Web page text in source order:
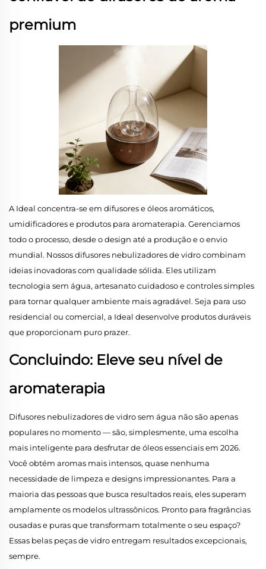
premium
A Ideal concentra-se em difusores e óleos aromáticos,
umidificadores e produtos para aromaterapia. Gerenciamos
todo o processo, desde o design até a produção e o envio
mundial. Nossos difusores nebulizadores de vidro combinam
ideias inovadoras com qualidade sólida. Eles utilizam
tecnologia sem água, artesanato cuidadoso e controles simples
para tornar qualquer ambiente mais agradável. Seja para uso
residencial ou comercial, a Ideal desenvolve produtos duráveis
que proporcionam puro prazer.
Concluindo: Eleve seu nível de
aromaterapia
Difusores nebulizadores de vidro sem água não são apenas
populares no momento — são, simplesmente, uma escolha
mais inteligente para desfrutar de óleos essenciais em 2026.
Você obtém aromas mais intensos, quase nenhuma
necessidade de limpeza e designs impressionantes. Para a
maioria das pessoas que busca resultados reais, eles superam
amplamente os modelos ultrassônicos. Pronto para fragrâncias
ousadas e puras que transformam totalmente o seu espaço?
Essas belas peças de vidro entregam resultados excepcionais,
sempre.